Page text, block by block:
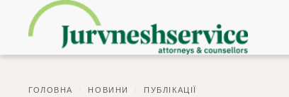
ГОЛОВНА НОВИНИ ПУБЛІКАЦІЇ